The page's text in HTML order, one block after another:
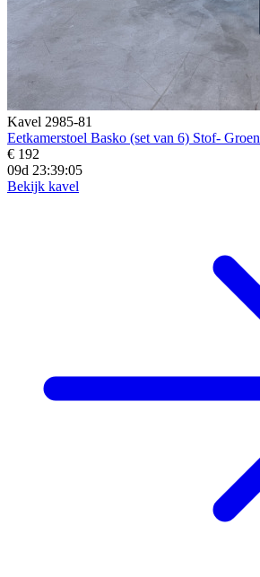
Kavel 2985-81
Eetkamerstoel Basko (set van 6) Stof- Groen
€ 192
09d 23:39:04
Bekijk kavel